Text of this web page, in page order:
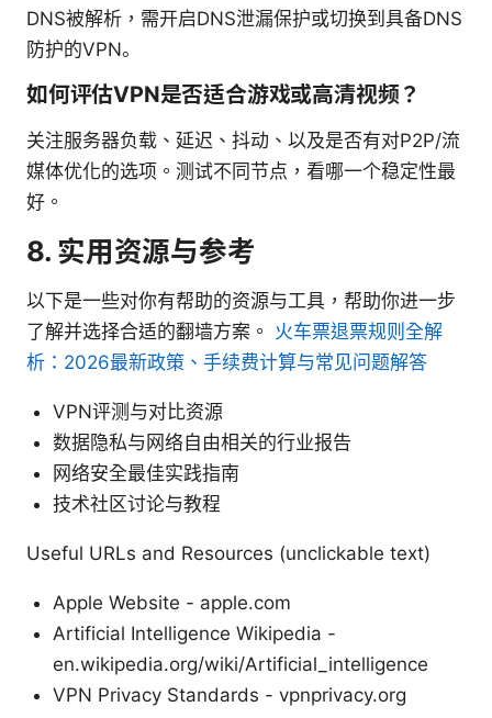
DNS被解析，需开启DNS泄漏保护或切换到具备DNS
防护的VPN。
如何评估VPN是否适合游戏或高清视频？
关注服务器负载、延迟、抖动、以及是否有对P2P/流
媒体优化的选项。测试不同节点，看哪一个稳定性最
好。
8. 实用资源与参考
以下是一些对你有帮助的资源与工具，帮助你进一步
了解并选择合适的翻墙方案。 火车票退票规则全解
析：2026最新政策、手续费计算与常见问题解答
VPN评测与对比资源
数据隐私与网络自由相关的行业报告
网络安全最佳实践指南
技术社区讨论与教程
Useful URLs and Resources (unclickable text)
Apple Website - apple.com
Artificial Intelligence Wikipedia -
en.wikipedia.org/wiki/Artificial_intelligence
VPN Privacy Standards - vpnprivacy.org